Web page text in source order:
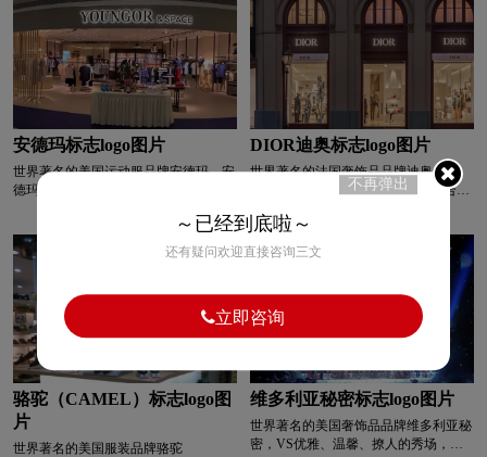
培训机构logo设计 P字母酒店logo设计
全球logo设计 巧克力logo设计
清洁用品logo设计 浅蓝色logo设计
人logo设计 乳制品logo设计
普通手表logo设计 高端手表logo设计
手表周边logo设计 石油logo设计 师范logo设计
食品logo设计 手表logo设计 生活用纸logo设计
的自制运动。 腕表体现了公司追根溯
源的设计理念，沿用创始人米歇尔·帕
尔默·约翰尼20年前首创的发条盒设计
机芯。
毛球行业特点，以蓝色和绿色为品牌
色； UNIX是日本著名的运动品牌，成
立于1946年。
安德玛标志logo图片
世界著名的美国运动服品牌安德玛，安
德玛商标的识别图形由“underarmour”的
色作为品牌识别色。 UA是美国知名的
高端功能性运动品牌，秉承“让运动服
更强大”的品牌使命。
DIOR迪奥标志logo图片
世界著名的法国奢饰品品牌迪奥，
“Dior”是法语中“God”和“gold”的组合。
色。 奢华的Dior迪奥标志设计的配色没
有使用过多的装饰，直接是纯黑色。
整个Dior logo非常流畅简洁。 将 d 字母
与设计中的每个细节相协调。 使用字
母 d 恰到好处。 所有奢侈品的设计对
细节的追求都非常严格。 Dior标志设计
中D字母和O的搭配就是一个非常有趣
的例子。 半圆与椭圆相呼应，形成完
美的弧线。
骆驼（CAMEL）标志logo图
片
世界著名的美国服装品牌骆驼
维多利亚秘密标志logo图片
世界著名的美国奢饰品品牌维多利亚秘
密，VS优雅、温馨、撩人的秀场，在
不再弹出
～已经到底啦～
还有疑问欢迎直接咨询三文
立即咨询